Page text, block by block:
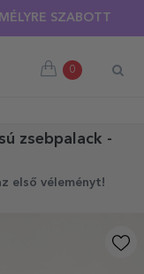
PÓLÓRA
0
zsebpalack -
első véleményt!